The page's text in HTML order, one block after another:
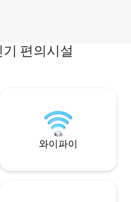
편의시설
와이파이